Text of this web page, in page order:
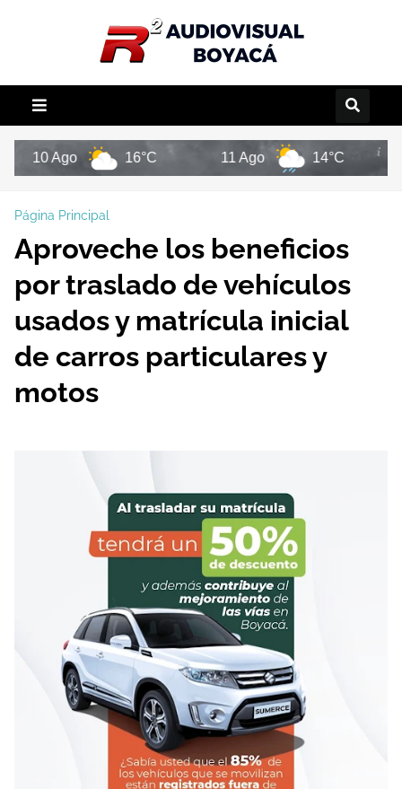
Ago 16°C 11 Ago 14°C 12
Página Principal
Aproveche los beneficios
por traslado de vehículos
usados y matrícula inicial
de carros particulares y
motos